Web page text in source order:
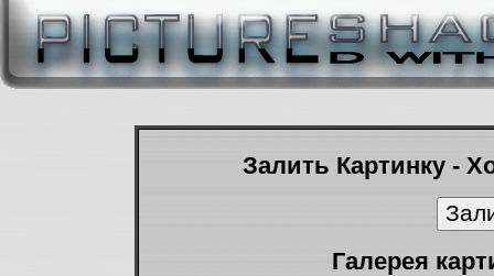
Залить Картинку -
Галерея